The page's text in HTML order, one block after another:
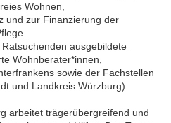
Wohnen,
und zur Finanzierung der
ausgebildete
Wohnberater*innen,
sowie der Fachstellen
und Landkreis Würzburg)
arbeitet trägerübergreifend und